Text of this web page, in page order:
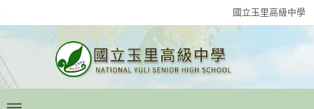
國立玉里高級中學